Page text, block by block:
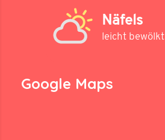
Näfels
leicht bewölkt
Google Maps